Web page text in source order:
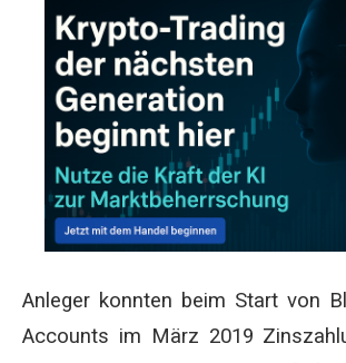
Anleger konnten beim Start von
Accounts im März 2019